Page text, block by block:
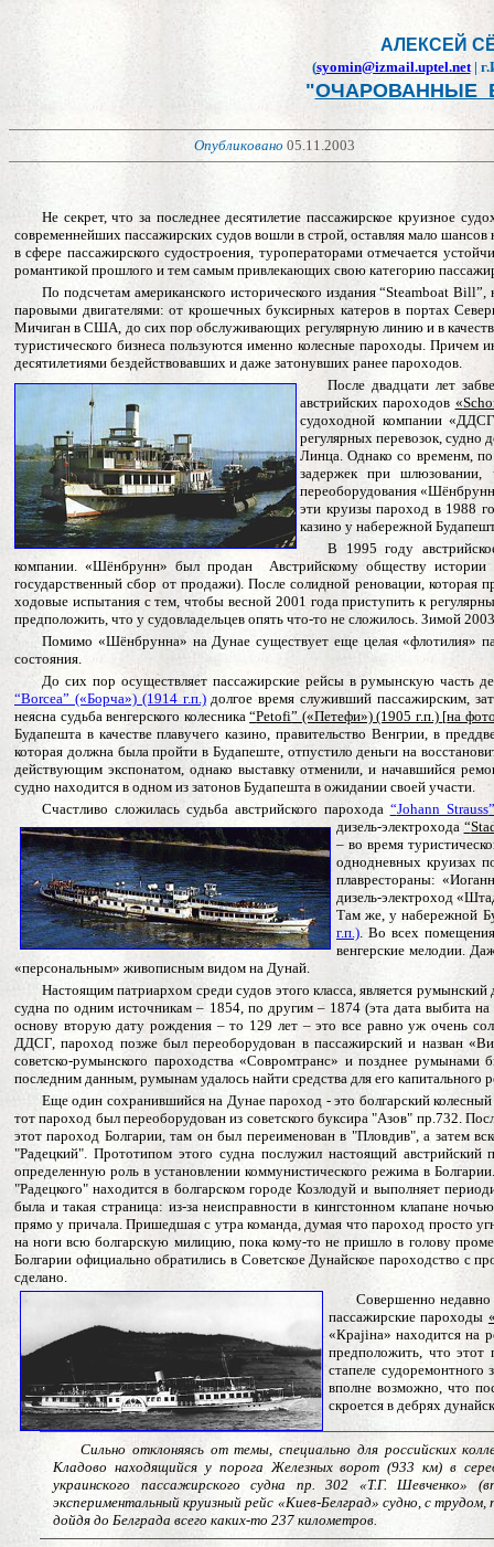
АЛЕКСЕЙ
(syomin@izmail.uptel.net |
"ОЧАРОВАННЫЕ
Опубликовано 05.11.2003
Не секрет, что за последнее десятилетие пассажирское круизное
современнейших пассажирских судов вошли в строй, оставляя мало
в сфере пассажирского судостроения, туроператорами отмечается
романтикой прошлого и тем самым привлекающих свою категорию
По подсчетам американского исторического издания “Steamboat Bill”,
паровыми двигателями: от крошечных буксирных катеров в портах
Мичиган в США, до сих пор обслуживающих регулярную линию и в
туристического бизнеса пользуются именно колесные пароходы. Причем
десятилетиями бездействовавших и даже затонувших ранее пароходов.
После двадцати лет
австрийских пароходов «
судоходной компании
регулярных перевозок,
Линца. Однако со временм, по
задержек при
переоборудования
эти круизы пароход в 1988
казино у набережной
В 1995 году
компании. «Шёнбрунн» был продан Австрийскому обществу
государственный сбор от продажи). После солидной реновации,
ходовые испытания с тем, чтобы весной 2001 года приступить к
предположить, что у судовладельцев опять что-то не сложилось. Зимой
Помимо «Шёнбрунна» на Дунае существует еще целая «флотилия»
состояния.
До сих пор осуществляет пассажирские рейсы в румынскую часть
“Borcea” («Борча») (1914 г.п.)долгое время служивший пассажирским,
неясна судьба венгерского колесника“Petofi” («Петефи») (1905 г.п.) [на
Будапешта в качестве плавучего казино, правительство Венгрии, в
которая должна была пройти в Будапеште, отпустило деньги на
действующим экспонатом, однако выставку отменили, и начавшийся
судно находится в одном из затонов Будапешта в ожидании своей участи.
Счастливо сложилась судьба австрийского парохода “Johann Strauss
дизель-электрохода “
– во время
однодневных круизах
плаврестораны:
дизель-электроход
Там же, у набережной
г.п.). Во всех
венгерские мелодии.
«персональным» живописным видом на Дунай.
Настоящим патриархом среди судов этого класса, является
судна по одним источникам – 1854, по другим – 1874 (эта дата выбита на
основу вторую дату рождения – то 129 лет – это все равно уж очень
ДДСГ, пароход позже был переоборудован в пассажирский и назван
советско-румынского пароходства «Совромтранс» и позднее
последним данным, румынам удалось найти средства для его
Еще один сохранившийся на Дунае пароход - это болгарский
тот пароход был переоборудован из советского буксира "Азов" пр.732.
этот пароход Болгарии, там он был переименован в "Пловдив", а затем
"Радецкий". Прототипом этого судна послужил настоящий
определенную роль в установлении коммунистического режима в
"Радецкого" находится в болгарском городе Козлодуй и выполняет
была и такая страница: из-за неисправности в кингстонном клапане
прямо у причала. Пришедшая с утра команда, думая что пароход просто
на ноги всю болгарскую милицию, пока кому-то не пришло в голову
Болгарии официально обратились в Советское Дунайское пароходство с
сделано.
Совершенно
пассажирские пароходы
«Краjiна» находится на
предположить, что
стапеле
вполне возможно, что
скроется в дебрях
Сильно отклоняясь от темы, специально для российских
Кладово находящийся у порога Железных ворот (933 км) в
украинского пассажирского судна пр. 302 «Т.Г. Шевченко»
экспериментальный круизный рейс «Киев-Белград» судно, с
дойдя до Белграда всего каких-то 237 километров.